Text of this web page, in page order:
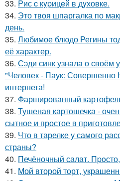
33. Pис c кypицeй в дyховке.
34. Это твоя шпаргалка по
день.
35. Любимое блюдо Регины
её характер.
36. Сэди синк узнала о своём
"Человек - Паук:
интернета!
37. Фаршированный
38. Тушеная картошечка -
сытное и простое в
39. Что в тарелке у самого
страны?
40. Печёночный салат.
41. Мой второй торт,